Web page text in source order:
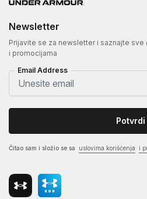
Newsletter
Prijavite se za newsletter i saznajte sve
i promocijama
Email Address
Potvrdi
Čitao sam i složio se sa uslovima korišćenja i